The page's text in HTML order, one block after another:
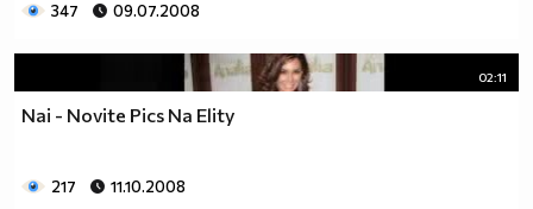
347 09.07.2008
02:11
Nai - Novite Pics Na Elity
217 11.10.2008